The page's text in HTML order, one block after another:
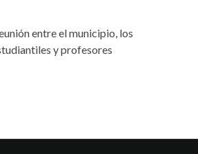
entre el municipio, los
y profesores